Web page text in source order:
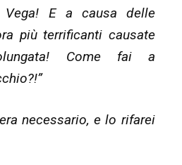
E a causa delle
più terrificanti causate
Come fai a
necessario, e lo rifarei